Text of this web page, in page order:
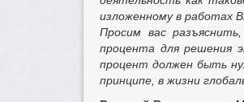
изложенному в работах
Просим вас
процента для решения
процент должен быть
принципе, в жизни